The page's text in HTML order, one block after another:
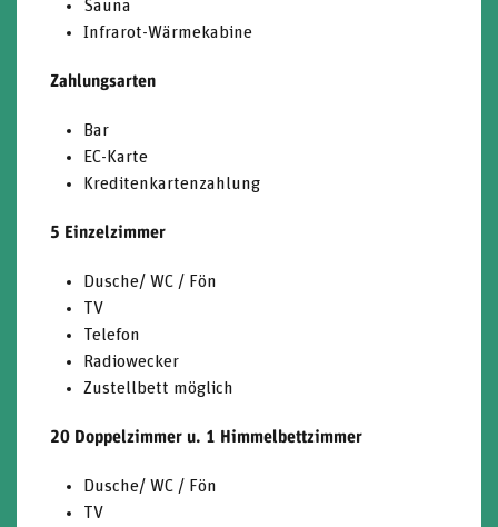
Sauna
Infrarot-Wärmekabine
Zahlungsarten
Bar
EC-Karte
Kreditenkartenzahlung
5 Einzelzimmer
Dusche/ WC / Fön
TV
Telefon
Radiowecker
Zustellbett möglich
20 Doppelzimmer u. 1 Himmelbettzimmer
Dusche/ WC / Fön
TV